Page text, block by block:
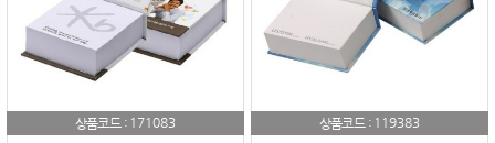
상품코드 : 171083
상품코드 : 119383